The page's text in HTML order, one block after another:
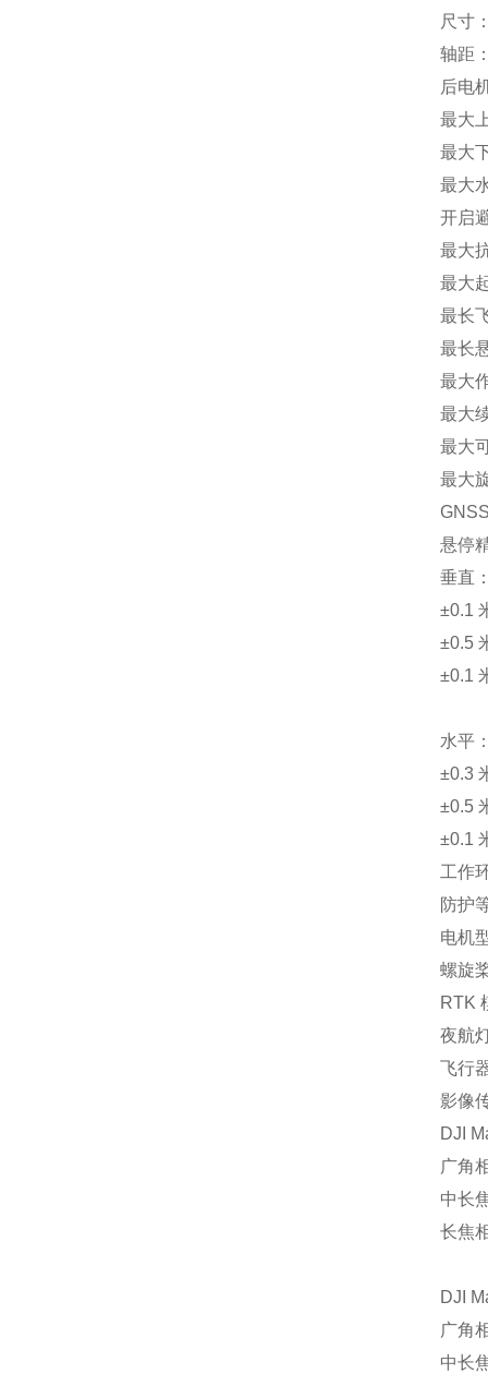
尺寸
轴距
后电
最大
最大
最大
开启
最大
最大
最长
最长
最大
最大
最大
最大
悬停
垂直
±0.1
±0.5
±0.1
水平
±0.3
±0.5
±0.1
工作
防护
电机
螺旋
RTK
夜航
飞行
影像
DJI
广角
中长
长焦
DJI
广角
中长